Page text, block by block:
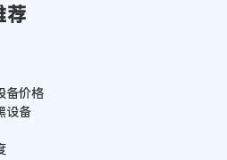
荐
备价格
设备